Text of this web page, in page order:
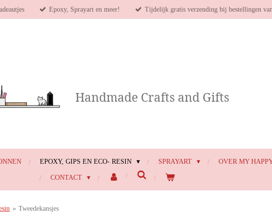
Epoxy, Sprayart en meer! Tijdelijk gratis verzending bij bestellingen
Handmade Crafts and Gifts
EPOXY, GIPS EN ECO- RESIN SPRAYART OVER MY
CONTACT
» Tweedekansjes